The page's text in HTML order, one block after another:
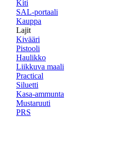
Kiti
SAL-portaali
Kauppa
Lajit
Kivääri
Pistooli
Haulikko
Liikkuva maali
Practical
Siluetti
Kasa-ammunta
Mustaruuti
PRS